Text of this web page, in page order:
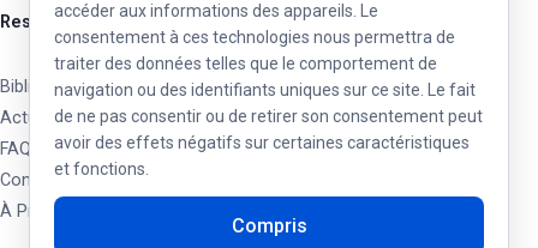
Ressources
Bibliothèque
Actualités & Mises à jour
FAQ
Contact
À Propos
accéder aux informations des appareils. Le
consentement à ces technologies nous permettra de
traiter des données telles que le comportement de
navigation ou des identifiants uniques sur ce site. Le fait
de ne pas consentir ou de retirer son consentement peut
avoir des effets négatifs sur certaines caractéristiques
et fonctions.
Compris